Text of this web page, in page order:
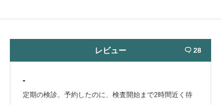
レビュー  28
-
定期の検診。予約したのに、検査開始まで2時間近く待